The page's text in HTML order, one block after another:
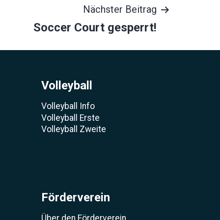
Nächster Beitrag
Soccer Court gesperrt!
Volleyball
Volleyball Info
Volleyball Erste
Volleyball Zweite
Förderverein
Über den Förderverein